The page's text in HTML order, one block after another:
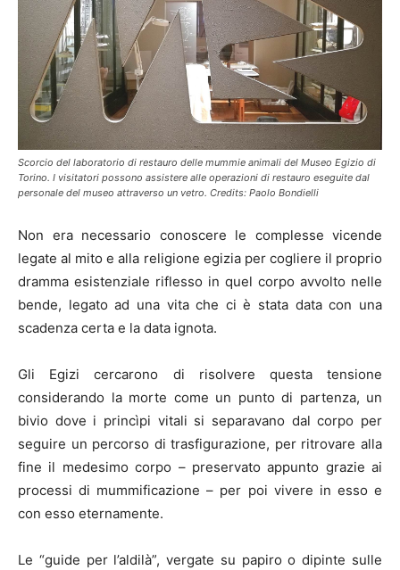
Scorcio del laboratorio di restauro delle mummie animali del Museo Egizio di
Torino. I visitatori possono assistere alle operazioni di restauro eseguite dal
personale del museo attraverso un vetro. Credits: Paolo Bondielli
Non era necessario conoscere le complesse vicende
legate al mito e alla religione egizia per cogliere il proprio
dramma esistenziale riflesso in quel corpo avvolto nelle
bende, legato ad una vita che ci è stata data con una
scadenza certa e la data ignota.
Gli Egizi cercarono di risolvere questa tensione
considerando la morte come un punto di partenza, un
bivio dove i princìpi vitali si separavano dal corpo per
seguire un percorso di trasfigurazione, per ritrovare alla
fine il medesimo corpo – preservato appunto grazie ai
processi di mummificazione – per poi vivere in esso e
con esso eternamente.
Le “guide per l’aldilà”, vergate su papiro o dipinte sulle